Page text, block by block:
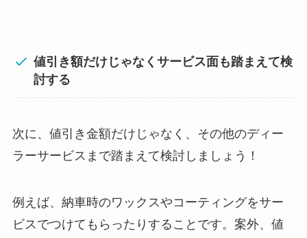
値引き額だけじゃなくサービス面も踏まえて検
討する
次に、値引き金額だけじゃなく、その他のディー
ラーサービスまで踏まえて検討しましょう！
例えば、納車時のワックスやコーティングをサー
ビスでつけてもらったりすることです。案外、値